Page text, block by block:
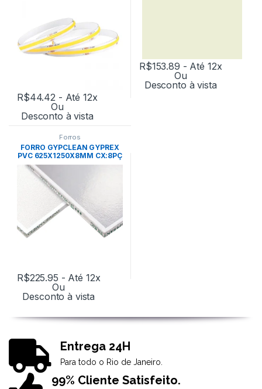
R$44.42 - Até 12x
Ou
Desconto à vista
R$153.89 - Até 12x
Ou
Desconto à vista
Forros
FORRO GYPCLEAN GYPREX
PVC 625X1250X8MM CX:8PÇ
-PLACO
R$225.95 - Até 12x
Ou
Desconto à vista
Entrega 24H
Para todo o Rio de Janeiro.
99% Cliente Satisfeito.